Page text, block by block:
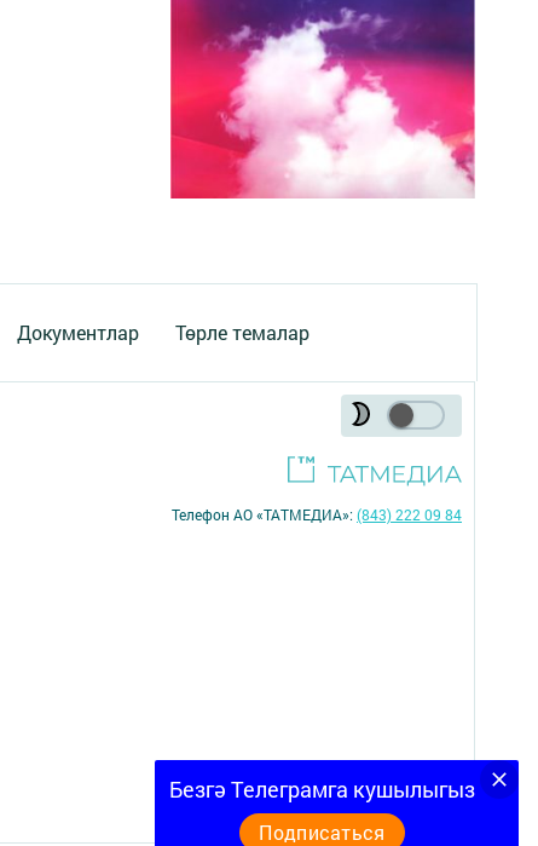
Документлар Төрле темалар
Безгә Телеграмга кушылыгыз
Подписаться
Телефон АО «ТАТМЕДИА»:(843) 222 09 84
16+